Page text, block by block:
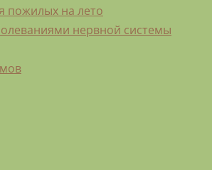
пожилых на лето
нервной системы